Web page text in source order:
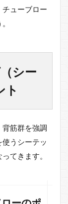
ューブロー
シー
ト
筋群を強調
うシーテッ
てきます。